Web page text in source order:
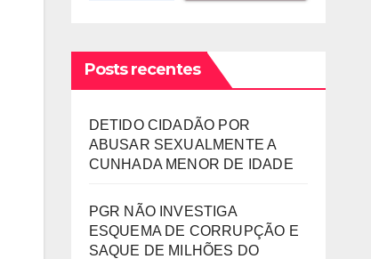
Posts recentes
DETIDO CIDADÃO POR
ABUSAR SEXUALMENTE A
CUNHADA MENOR DE IDADE
PGR NÃO INVESTIGA
ESQUEMA DE CORRUPÇÃO E
SAQUE DE MILHÕES DO